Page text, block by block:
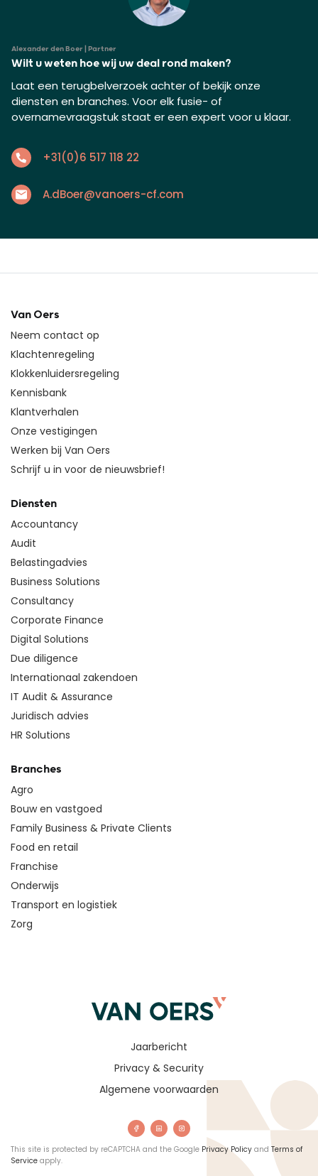
Alexander den Boer | Partner
Wilt u weten hoe wij uw deal rond maken?
Laat een terugbelverzoek achter of bekijk onze
diensten en branches. Voor elk fusie- of
overnamevraagstuk staat er een expert voor u klaar.
+31(0)6 517 118 22
A.dBoer@vanoers-cf.com
Van Oers
Neem contact op
Klachtenregeling
Klokkenluidersregeling
Kennisbank
Klantverhalen
Onze vestigingen
Werken bij Van Oers
Schrijf u in voor de nieuwsbrief!
Diensten
Accountancy
Audit
Belastingadvies
Business Solutions
Consultancy
Corporate Finance
Digital Solutions
Due diligence
Internationaal zakendoen
IT Audit & Assurance
Juridisch advies
HR Solutions
Branches
Agro
Bouw en vastgoed
Family Business & Private Clients
Food en retail
Franchise
Onderwijs
Transport en logistiek
Zorg
Algemene voorwaarden
Privacy & Security
Jaarbericht
This site is protected by reCAPTCHA and the Google Privacy Policy and Terms of
Service apply.